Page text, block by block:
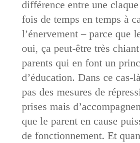
différence entre une
fois de temps en temps à
l’énervement – parce que
oui, ça peut-être très
parents qui en font un
d’éducation. Dans ce cas-
pas des mesures de
prises mais
que le parent en cause
de fonctionnement. Et